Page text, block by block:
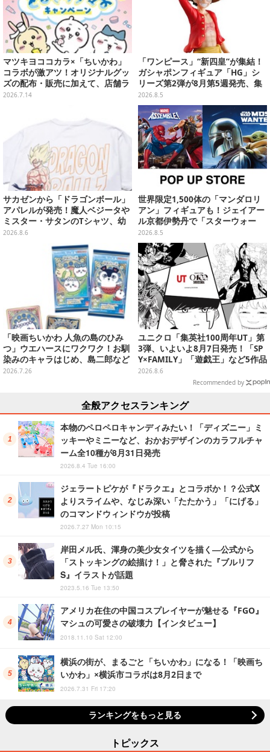
マツキヨココカラ×「ちいかわ」
コラボが激アツ！オリジナルグッ
ズの配布・販売に加えて、店舗ラ
ッピングや”花火打ち上げ”まで盛
2026.7.14
「ワンピース」“新四皇”が集結！
ガシャポンフィギュア「HG」シ
リーズ第2弾が8月第5週発売、集
めて並べたくなるクオリティ
2026.8.5
サカゼンから「ドラゴンボール」
アパレルが発売！魔人ベジータや
ミスター・サタンのTシャツ、幼
少期悟空のパーカーなど幅広いデ
2026.8.6
世界限定1,500体の「マンダロリ
アン」フィギュアも！ジェイアー
ル京都伊勢丹で「スターウォー
ズ」&「マーベル」ポップアップ
ストア開催
2026.8.5
「映画ちいかわ 人魚の島のひみ
つ」ウエハースにワクワク！お馴
染みのキャラはじめ、島二郎など
セイレーン編カード全22種
2026.7.26
ユニクロ「集英社100周年UT」第
3弾、いよいよ8月7日発売！「SP
Y×FAMILY」「遊戯王」など5作品
をデザイン
2026.8.6
Recommended by
全般アクセスランキング
本物のペロペロキャンディみたい！「ディズニー」ミ
ッキーやミニーなど、おかおデザインのカラフルチャ
ーム全10種が8月31日発売
2026.8.4 Tue 16:00
ジェラートピケが『ドラクエ』とコラボか！？公式X
よりスライムや、なじみ深い「たたかう」「にげる」
のコマンドウィンドウが投稿
2026.7.27 Mon 10:15
岸田メル氏、渾身の美少女タイツを描く―公式から
「ストッキングの絵描け！」と脅された『ブルリフ
S』イラストが話題
2023.5.16 Tue 13:50
アメリカ在住の中国コスプレイヤーが魅せる『FGO』
マシュの可愛さの破壊力【インタビュー】
2018.11.10 Sat 12:00
横浜の街が、まるごと「ちいかわ」になる！「映画ち
いかわ」×横浜市コラボは8月2日まで
2026.7.31 Fri 17:20
ランキングをもっと見る
トピックス